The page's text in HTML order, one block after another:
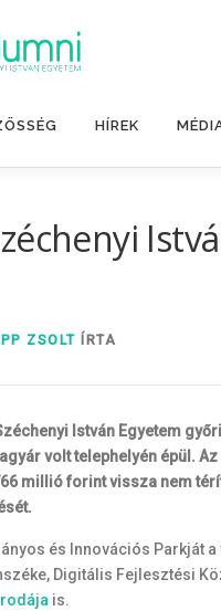
HÍREK
ZSOLT ÍRTA
István Egyetem
volt telephelyén épül.
millió forint vissza nem
és Innovációs Parkját
Digitális Fejlesztési
is.